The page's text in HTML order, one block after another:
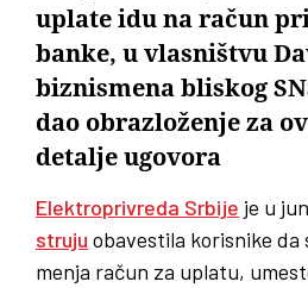
uplate idu na račun
banke, u vlasništvu
biznismena bliskog
dao obrazloženje za
detalje ugovora
Elektroprivreda Srbije je u
struju obavestila korisnike da
menja račun za uplatu,